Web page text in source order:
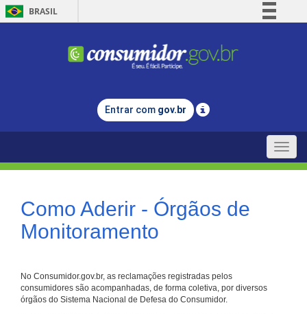
BRASIL
Comunica BR
Legislação
Entrar com gov.br
Toggle
Como Aderir - Órgãos de
Monitoramento
No Consumidor.gov.br, as reclamações registradas pelos
consumidores são acompanhadas, de forma coletiva, por diversos
órgãos do Sistema Nacional de Defesa do Consumidor.